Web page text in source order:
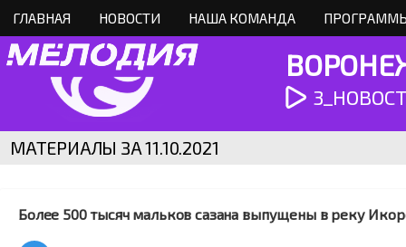
ГЛАВНАЯ НОВОСТИ НАША КОМАНДА
МАТЕРИАЛЫ ЗА 11.10.2021
Более 500 тысяч мальков сазана выпущены в реку